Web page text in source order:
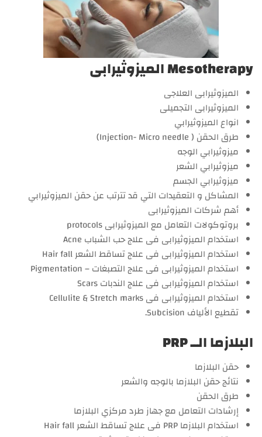
Mesotherapy الميزوثيرابى
الميزوثيرابى العلاجى
الميزوثيرابى التجميلى
انواع الميزوثيرابي
طرق الحقن ( Injection- Micro needle)
ميزوثيرابي الوجه
ميزوثيرابي الشعر
ميزوثيرابي الجسم
المشاكل و التعقيدات التي قد تترتب عن حقن الميزوثيرابي
أهم شركات الميزوثيرابى
بروتوكولات التعامل مع الميزوثيرابى protocols
استخدام الميزوثيرابى فى علاج حب الشباب Acne
استخدام الميزوثيرابى فى علاج تساقط الشعر Hair fall
استخدام الميزوثيرابى فى علاج التصبغات – Pigmentation
استخدام الميزوثيرابى فى علاج الندبات Scars
استخدام الميزوثيرابى فى Cellulite & Stretch marks
تقطيع الألياف Subcision.
البلازما الــ PRP
حقن البلازما
نتائج حقن البلازما بالوجه والشعر
طرق الحقن
إرشادات التعامل مع جهاز طرد مركزي البلازما
استخدام البلازما PRP فى علاج تساقط الشعر Hair fall